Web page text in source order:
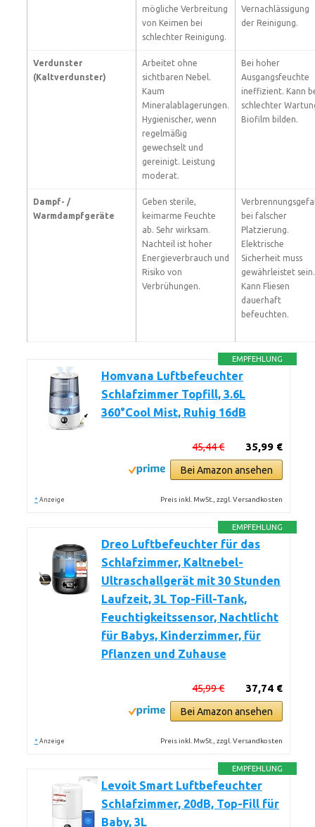
mögliche Verbreitung
von Keimen bei
schlechter Reinigung.
Vernachlässigung
der Reinigung.
Verdunster
(Kaltverdunster)
Arbeitet ohne
sichtbaren Nebel.
Kaum
Mineralablagerungen.
Hygienischer, wenn
regelmäßig
gewechselt und
gereinigt. Leistung
moderat.
Bei hoher
Ausgangsfeuchte
ineffizient. Kann
schlechter
Biofilm bilden.
Dampf- /
Warmdampfgeräte
Geben sterile,
keimarme Feuchte
ab. Sehr wirksam.
Nachteil ist hoher
Energieverbrauch und
Risiko von
Verbrühungen.
bei falscher
Platzierung.
Elektrische
Sicherheit muss
gewährleistet sein.
Kann Fliesen
dauerhaft
befeuchten.
EMPFEHLUNG
Homvana Luftbefeuchter
Schlafzimmer Topfill, 3.6L
360°Cool Mist, Ruhig 16dB
35,99 €
45,44 €
Bei Amazon ansehen
* Anzeige Preis inkl. MwSt., zzgl. Versandkosten
EMPFEHLUNG
Dreo Luftbefeuchter für das
Schlafzimmer, Kaltnebel-
Ultraschallgerät mit 30 Stunden
Laufzeit, 3L Top-Fill-Tank,
Feuchtigkeitssensor, Nachtlicht
für Babys, Kinderzimmer, für
Pflanzen und Zuhause
37,74 €
45,99 €
Bei Amazon ansehen
* Anzeige Preis inkl. MwSt., zzgl. Versandkosten
EMPFEHLUNG
Levoit Smart Luftbefeuchter
Schlafzimmer, 20dB, Top-Fill für
Baby, 3L